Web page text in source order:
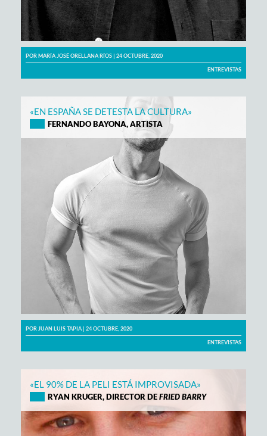
PORMARÍA JOSÉ ORELLANA RÍOS | 24 OCTUBRE, 2020
ENTREVISTAS
«EN ESPAÑA SE DETESTA LA CULTURA»
FERNANDO BAYONA, ARTISTA
POR JUAN LUIS TAPIA | 24 OCTUBRE, 2020
ENTREVISTAS
«EL 90% DE LA PELI ESTÁ IMPROVISADA»
RYAN KRUGER, DIRECTOR DEFRIED BARRY